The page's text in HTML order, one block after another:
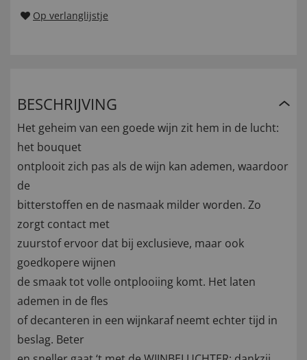
Op verlanglijstje
BESCHRIJVING
Het geheim van een goede wijn zit hem in de lucht:
het bouquet
ontplooit zich pas als de wijn kan ademen, waardoor
de
bitterstoffen en de nasmaak milder worden. Zo
zorgt contact met
zuurstof ervoor dat bij exclusieve, maar ook
goedkopere wijnen
de smaak tot volle ontplooiing komt. Het laten
ademen in de fles
of decanteren in een wijnkaraf neemt echter tijd in
beslag. Beter